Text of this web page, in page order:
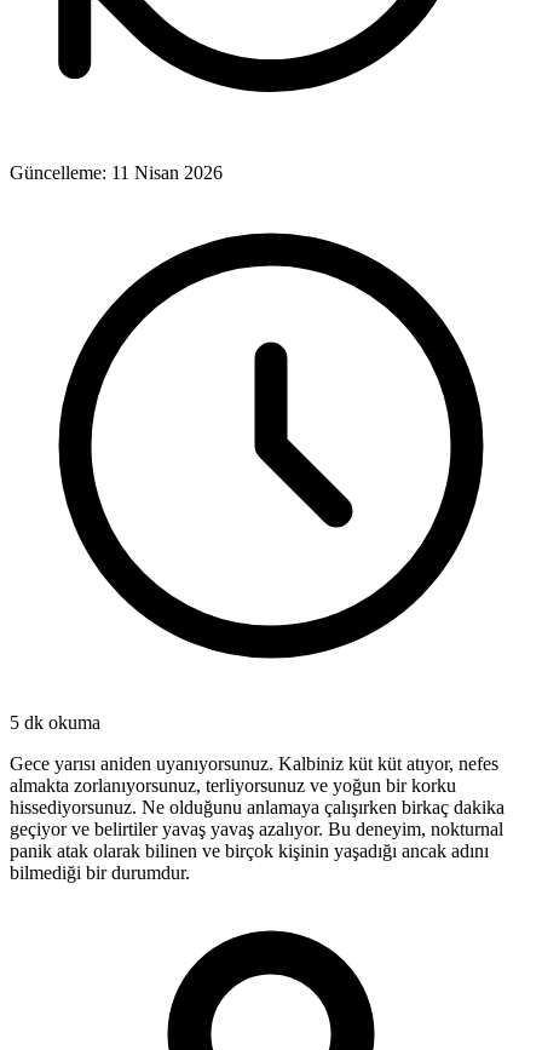
Güncelleme: 11 Nisan 2026
5 dk okuma
Gece yarısı aniden uyanıyorsunuz. Kalbiniz küt küt atıyor, nefes
almakta zorlanıyorsunuz, terliyorsunuz ve yoğun bir korku
hissediyorsunuz. Ne olduğunu anlamaya çalışırken birkaç dakika
geçiyor ve belirtiler yavaş yavaş azalıyor. Bu deneyim, nokturnal
panik atak olarak bilinen ve birçok kişinin yaşadığı ancak adını
bilmediği bir durumdur.